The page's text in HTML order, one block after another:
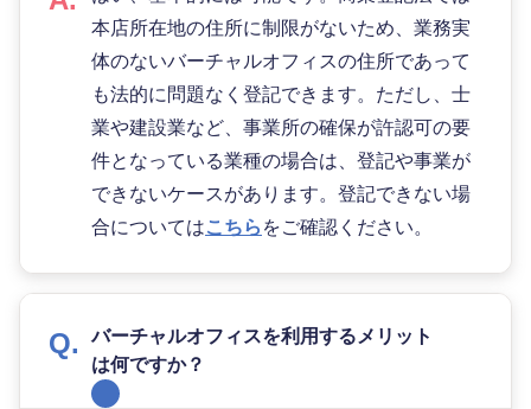
本店所在地の住所に制限がないため、業務実
体のないバーチャルオフィスの住所であって
も法的に問題なく登記できます。ただし、士
業や建設業など、事業所の確保が許認可の要
件となっている業種の場合は、登記や事業が
できないケースがあります。登記できない場
合についてはこちら をご確認ください。
バーチャルオフィスを利用するメリット
は何ですか？